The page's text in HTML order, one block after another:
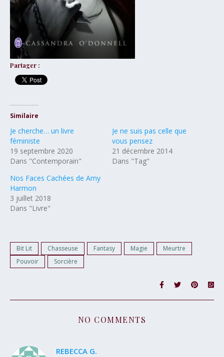
Partager :
Similaire
Je cherche… un livre
féministe
19 septembre 2020
Dans "Contemporain"
Je ne suis pas celle que
vous pensez
21 décembre 2014
Dans "Tag"
Nos Faces Cachées de Amy
Harmon
3 juillet 2018
Dans "Livre"
Bit Lit Chasseuse Fantasy Magie
Meurtre
Pouvoir
Sorcière
NO COMMENTS
REBECCA G.